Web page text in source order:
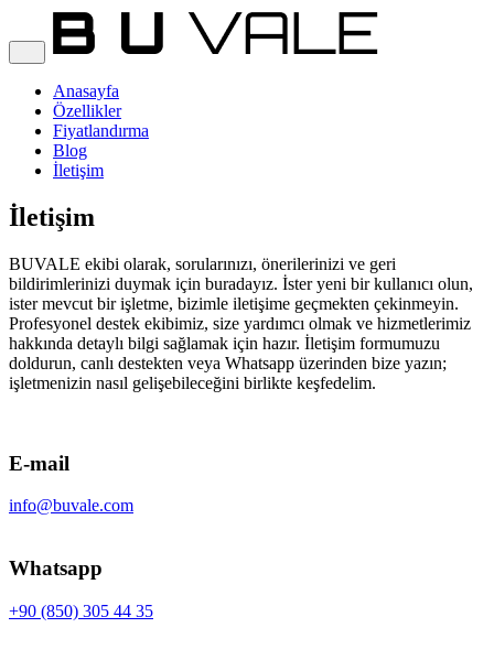
Anasayfa
Özellikler
Fiyatlandırma
Blog
İletişim
İletişim
BUVALE ekibi olarak, sorularınızı, önerilerinizi ve geri
bildirimlerinizi duymak için buradayız. İster yeni bir kullanıcı olun,
ister mevcut bir işletme, bizimle iletişime geçmekten çekinmeyin.
Profesyonel destek ekibimiz, size yardımcı olmak ve hizmetlerimiz
hakkında detaylı bilgi sağlamak için hazır. İletişim formumuzu
doldurun, canlı destekten veya Whatsapp üzerinden bize yazın;
işletmenizin nasıl gelişebileceğini birlikte keşfedelim.
E-mail
info@buvale.com
Whatsapp
+90 (850) 305 44 35